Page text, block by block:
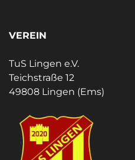
VEREIN
TuS Lingen e.V.
Teichstraße 12
49808 Lingen (Ems)